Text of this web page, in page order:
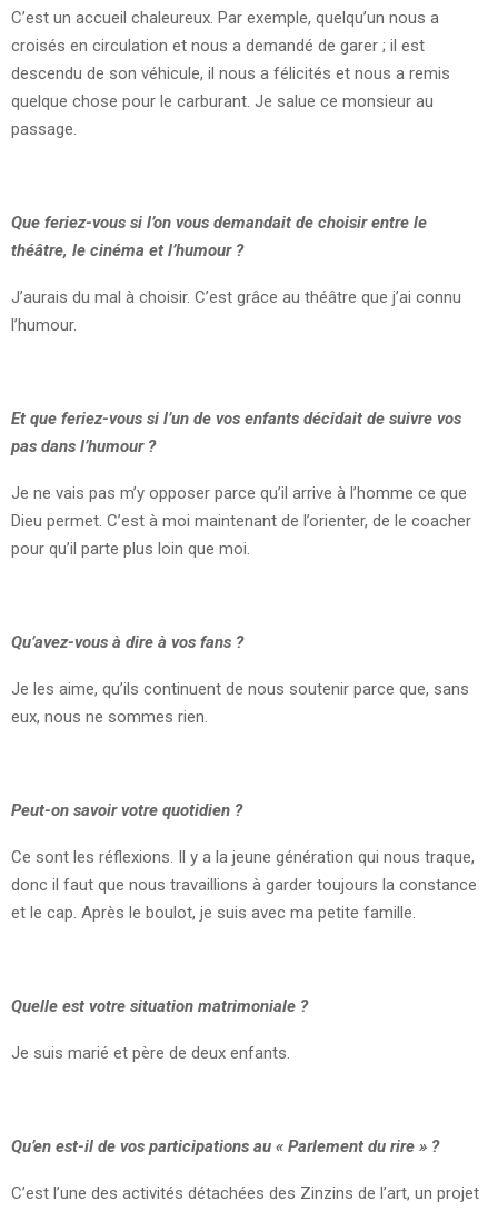
C’est un accueil chaleureux. Par exemple, quelqu’un nous a
croisés en circulation et nous a demandé de garer ; il est
descendu de son véhicule, il nous a félicités et nous a remis
quelque chose pour le carburant. Je salue ce monsieur au
passage.
Que feriez-vous si l’on vous demandait de choisir entre le
théâtre, le cinéma et l’humour ?
J’aurais du mal à choisir. C’est grâce au théâtre que j’ai connu
l’humour.
Et que feriez-vous si l’un de vos enfants décidait de suivre vos
pas dans l’humour ?
Je ne vais pas m’y opposer parce qu’il arrive à l’homme ce que
Dieu permet. C’est à moi maintenant de l’orienter, de le coacher
pour qu’il parte plus loin que moi.
Qu’avez-vous à dire à vos fans ?
Je les aime, qu’ils continuent de nous soutenir parce que, sans
eux, nous ne sommes rien.
Peut-on savoir votre quotidien ?
Ce sont les réflexions. Il y a la jeune génération qui nous traque,
donc il faut que nous travaillions à garder toujours la constance
et le cap. Après le boulot, je suis avec ma petite famille.
Quelle est votre situation matrimoniale ?
Je suis marié et père de deux enfants.
Qu’en est-il de vos participations au « Parlement du rire » ?
C’est l’une des activités détachées des Zinzins de l’art, un projet